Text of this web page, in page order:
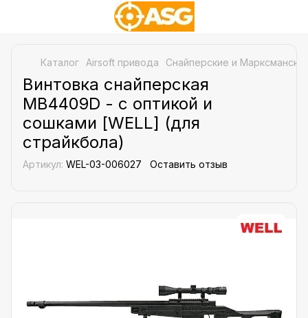
Каталог Airsoft привода Снайперские и
Винтовка снайперская
MB4409D - с оптикой и
сошками [WELL] (для
страйкбола)
Артикул: WEL-03-006027 Оставить отзыв